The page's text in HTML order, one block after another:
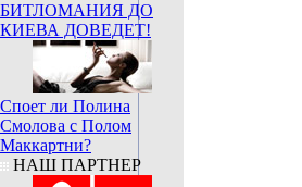
БИТЛОМАНИЯ ДО
КИЕВА ДОВЕДЕТ!
Споет ли Полина
Смолова с Полом
Маккартни?
НАШ ПАРТНЕР